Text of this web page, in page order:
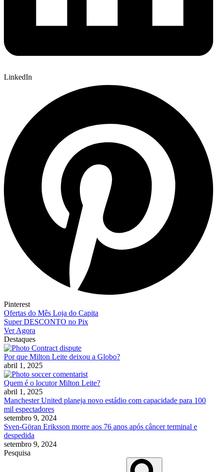
LinkedIn
Pinterest
Ofertas do Mês Loja do Capita
Super DESCONTO no Pix
Ver Agora
Destaques
Por que Milton Leite deixou a Globo?
abril 1, 2025
Quem é o locutor Milton Leite?
abril 1, 2025
Manchester United planeja novo estádio com capacidade para 100
mil espectadores
setembro 9, 2024
Sven-Göran Eriksson morre aos 76 anos após câncer terminal e
despedida
setembro 9, 2024
Pesquisa